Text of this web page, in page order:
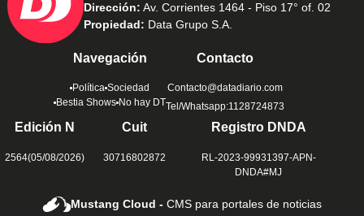
Dirección: Av. Corrientes 1464 - Piso 17° of. 02
Propiedad: Data Grupo S.A.
Navegación
Política Sociedad
Bestia Shows No hay DT
Contacto
Contacto@datadiario.com
Tel/Whatsapp:1128724873
Edición N
2564(05/08/2026)
Cuit
30716802872
Registro DNDA
RL-2023-99931397-APN-
DNDA#MJ
Mustang Cloud -CMS para portales de noticias